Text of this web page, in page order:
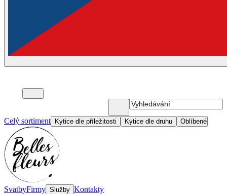
Celý sortiment Kytice dle příležitosti Kytice dle druhu Oblíbené
SvatbyFirmy Služby Kontakty